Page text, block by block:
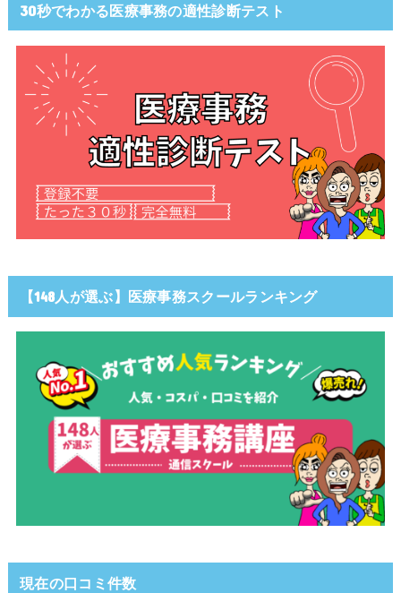
30秒でわかる医療事務の適性診断テスト
【148人が選ぶ】医療事務スクールランキング
現在の口コミ件数